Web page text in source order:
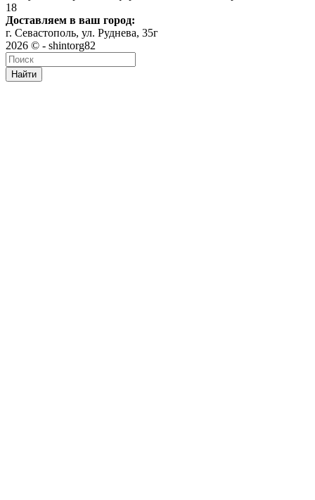
18
Доставляем в ваш город:
г. Севастополь, ул. Руднева, 35г
2026 © - shintorg82
Найти